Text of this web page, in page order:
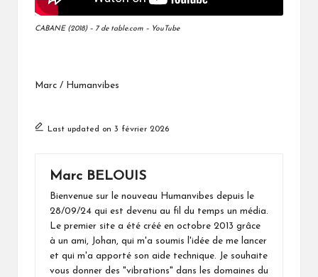
CABANE (2018) – 7 de table.com – YouTube
Marc / Humanvibes
Last updated on 3 février 2026
Marc BELOUIS
Bienvenue sur le nouveau Humanvibes depuis le
28/09/24 qui est devenu au fil du temps un média.
Le premier site a été créé en octobre 2013 grâce
à un ami, Johan, qui m'a soumis l'idée de me lancer
et qui m'a apporté son aide technique. Je souhaite
vous donner des "vibrations" dans les domaines du